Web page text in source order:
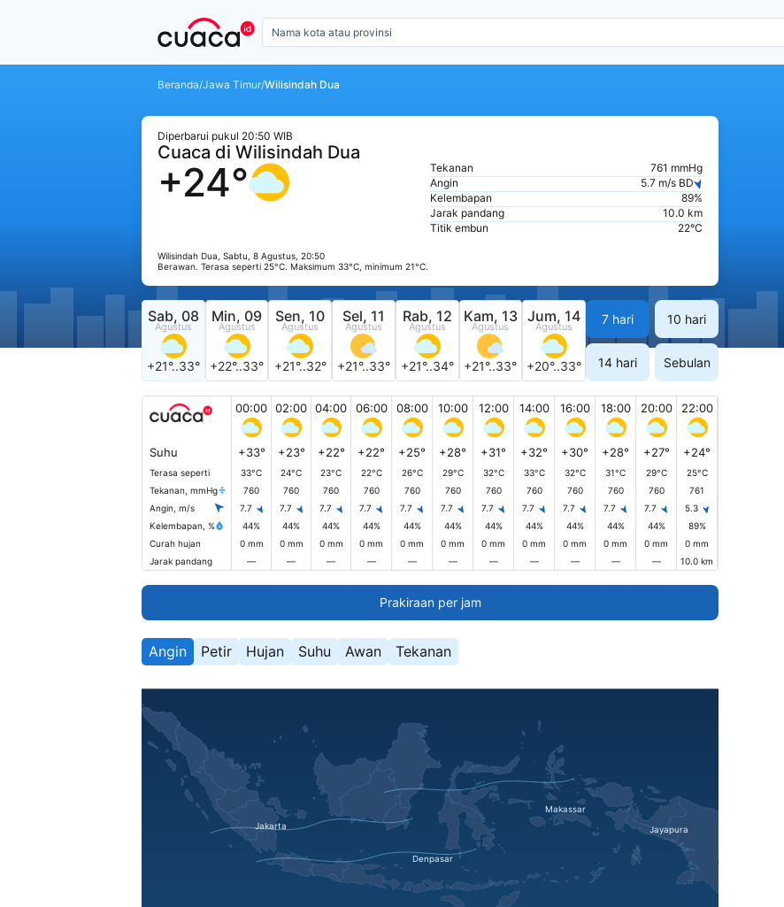
Beranda/Jawa Timur/Wilisindah Dua
Diperbarui pukul 20:50 WIB
Cuaca di Wilisindah Dua
+24°
Wilisindah Dua, Sabtu, 8 Agustus, 20:50
Berawan. Terasa seperti 25°C. Maksimum 33°C, minimum 21°C.
Tekanan
761 mmHg
Angin
5.7 m/s BD
Kelembapan
89%
Jarak pandang
10.0 km
Titik embun
22°C
Sab, 08
Agustus
+21°..33°
Min, 09
Agustus
+22°..33°
Sen, 10
Agustus
+21°..32°
Sel, 11
Agustus
+21°..33°
Rab, 12
Agustus
+21°..34°
Kam, 13
Agustus
+21°..33°
Jum, 14
Agustus
+20°..33°
7 hari 10 hari
14 hari Sebulan
00:00 02:00 04:00 06:00 08:00 10:00 12:00 14:00 16:00 18:00 20:00 22:00
Suhu +33° +23° +22° +22° +25° +28° +31° +32° +30° +28° +27° +24°
Terasa seperti 33°C 24°C 23°C 22°C 26°C 29°C 32°C 33°C 32°C 31°C 29°C
25°C
Tekanan, mmHg
760 760 760 760 760 760 760 760 760 760 760
761
Angin, m/s
7.7 7.7 7.7 7.7 7.7 7.7 7.7 7.7 7.7 7.7 7.7
5.3
Kelembapan, %
44% 44% 44% 44% 44% 44% 44% 44% 44% 44% 44%
89%
Curah hujan
0 mm 0 mm 0 mm 0 mm 0 mm 0 mm 0 mm 0 mm 0 mm 0 mm 0 mm
0 mm
Jarak pandang
— — — — — — — — — — — 10.0 km
Prakiraan per jam
Angin Petir Hujan Suhu Awan Tekanan